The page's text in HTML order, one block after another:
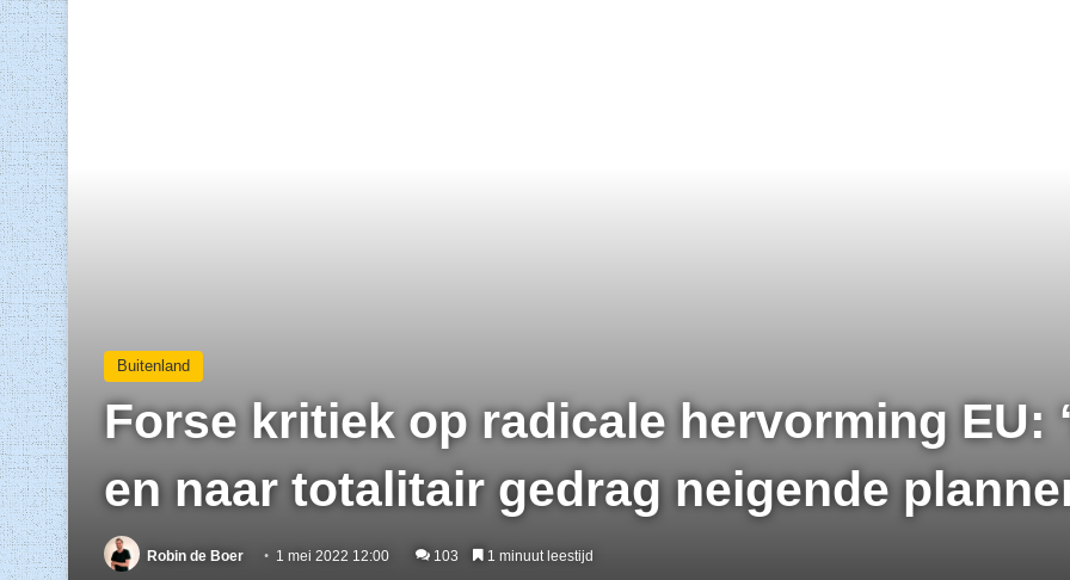
Buitenland
Forse kritiek op radicale hervorming EU:
en naar totalitair gedrag neigende
Robin de Boer 1 mei 2022 12:00 103 1 minuut leestijd